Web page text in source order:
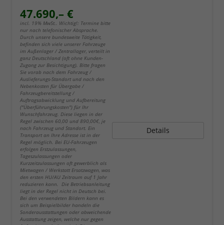
47.690,– €
incl. 19% MwSt.. Wichtig!: Termine bitte
nur nach telefonischer Absprache.
Durch unsere bundesweite Tätigkeit,
befinden sich viele unserer Fahrzeuge
im Außenlager / Zentrallager, verteilt in
ganz Deutschland (oft ohne Kunden-
Zugang zur Besichtigung). Bitte fragen
Sie vorab nach dem Fahrzeug /
Auslieferungs-Standort und nach den
Nebenkosten für Übergabe /
Fahrzeugbereitstellung /
Auftragsabwicklung und Aufbereitung
("Überführungskosten") für Ihr
Wunschfahrzeug. Diese liegen in der
Regel zwischen 60,00 und 890,00€, je
nach Fahrzeug und Standort. Ein
Transport an Ihre Adresse ist in der
Regel möglich. Bei EU-Fahrzeugen
erfolgen Erstzulassungen,
Tageszulassungen oder
Kurzzeitzulassungen oft gewerblich als
Mietwagen / Werkstatt Ersatzwagen, was
den ersten HU/AU Zeitraum auf 1 Jahr
reduzieren kann. Die Betriebsanleitung
liegt in der Regel nicht in Deutsch bei.
Bei den verwendeten Bildern kann es
sich um Beispielbilder handeln die
Sonderausstattungen oder abweichende
Ausstattung zeigen, welche nur gegen
Details